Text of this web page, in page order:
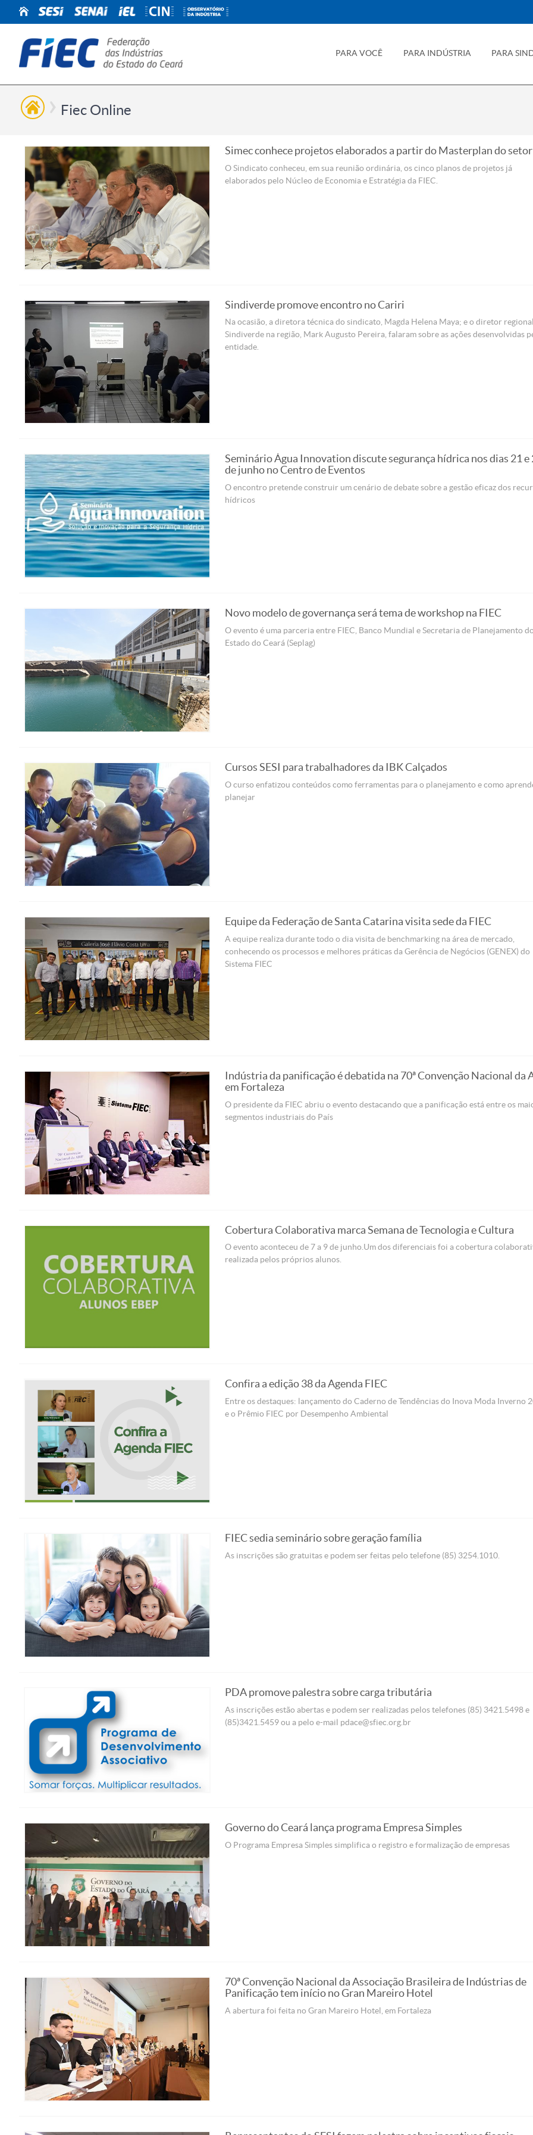
PARA VOCÊ PARA INDÚSTRIA PARA
Fiec Online
Simec conhece projetos elaborados a partir do Masterplan do setor
O Sindicato conheceu, em sua reunião ordinária, os cinco planos de projetos já
elaborados pelo Núcleo de Economia e Estratégia da FIEC.
Sindiverde promove encontro no Cariri
Na ocasião, a diretora técnica do sindicato, Magda Helena Maya; e o diretor
Sindiverde na região, Mark Augusto Pereira, falaram sobre as ações desenvolvidas
entidade.
Seminário Água Innovation discute segurança hídrica nos dias 21 e
de junho no Centro de Eventos
O encontro pretende construir um cenário de debate sobre a gestão eficaz dos
hídricos
Novo modelo de governança será tema de workshop na FIEC
O evento é uma parceria entre FIEC, Banco Mundial e Secretaria de Planejamento
Estado do Ceará (Seplag)
Cursos SESI para trabalhadores da IBK Calçados
O curso enfatizou conteúdos como ferramentas para o planejamento e como
planejar
Equipe da Federação de Santa Catarina visita sede da FIEC
A equipe realiza durante todo o dia visita de benchmarking na área de mercado,
conhecendo os processos e melhores práticas da Gerência de Negócios (GENEX) do
Sistema FIEC
Indústria da panificação é debatida na 70ª Convenção Nacional da
em Fortaleza
O presidente da FIEC abriu o evento destacando que a panificação está entre os
segmentos industriais do País
Cobertura Colaborativa marca Semana de Tecnologia e Cultura
O evento aconteceu de 7 a 9 de junho. Um dos diferenciais foi a cobertura
realizada pelos próprios alunos.
Confira a edição 38 da Agenda FIEC
Entre os destaques: lançamento do Caderno de Tendências do Inova Moda Inverno
e o Prêmio FIEC por Desempenho Ambiental
FIEC sedia seminário sobre geração família
As inscrições são gratuitas e podem ser feitas pelo telefone (85) 3254.1010.
PDA promove palestra sobre carga tributária
As inscrições estão abertas e podem ser realizadas pelos telefones (85) 3421.5498 e
(85)3421.5459 ou a pelo e-mail pdace@sfiec.org.br
Governo do Ceará lança programa Empresa Simples
O Programa Empresa Simples simplifica o registro e formalização de empresas
70ª Convenção Nacional da Associação Brasileira de Indústrias de
Panificação tem início no Gran Mareiro Hotel
A abertura foi feita no Gran Mareiro Hotel, em Fortaleza